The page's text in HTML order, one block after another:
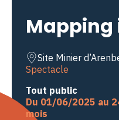
Site Minier
Spectacle
Tout public
Du 01/06/2025 au
mois